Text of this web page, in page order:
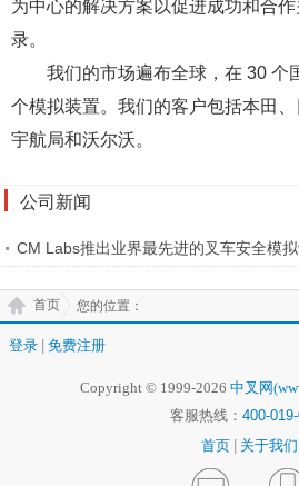
为中心的解决方案以促进成功和合
录。
我们的市场遍布全球，在 30 个
个模拟装置。我们的客户包括本田
宇航局和沃尔沃。
公司新闻
CM Labs推出业界最先进的叉车安全模
您的位置：
首页
登录 免费注册
Copyright © 1999-2026 中叉网
客服热线： 400-
首页
关于我们